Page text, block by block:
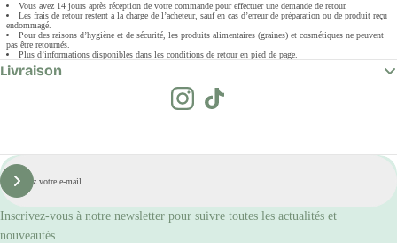
Vous avez 14 jours après réception de votre commande pour effectuer une demande de retour.
Les frais de retour restent à la charge de l’acheteur, sauf en cas d’erreur de préparation ou de produit reçu
endommagé.
Pour des raisons d’hygiène et de sécurité, les produits alimentaires (graines) et cosmétiques ne peuvent
pas être retournés.
Plus d’informations disponibles dans les conditions de retour en pied de page.
Livraison
E-
mail
S'inscrire
Inscrivez-vous à notre newsletter pour suivre toutes les actualités et
nouveautés.